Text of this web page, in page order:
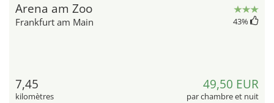
Arena am Zoo
Frankfurt am Main 43%
7,45
kilomètres
49,50 EUR
par chambre et nuit